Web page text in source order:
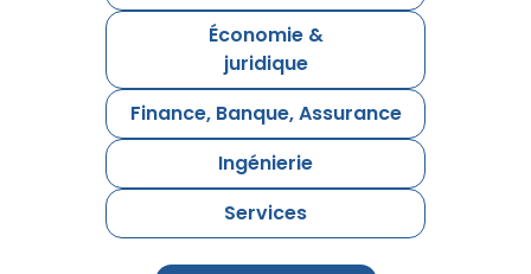
Économie &
juridique
Finance, Banque, Assurance
Ingénierie
Services